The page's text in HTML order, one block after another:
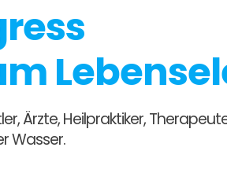
Ärzte, Heilpraktiker,
Wasser.